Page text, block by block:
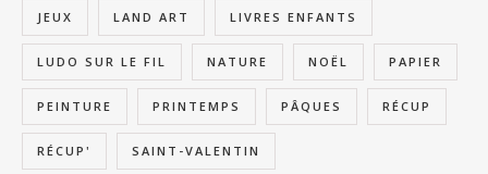
JEUX LAND ART LIVRES ENFANTS
LUDO SUR LE FIL NATURE NOËL PAPIER
PEINTURE PRINTEMPS PÂQUES RÉCUP
RÉCUP' SAINT-VALENTIN